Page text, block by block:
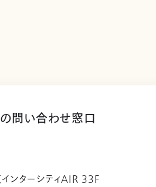
問い合わせ窓口
ターシティAIR 33F